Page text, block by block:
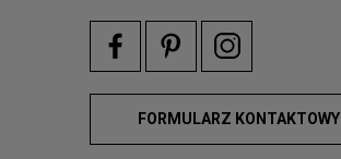
FORMULARZ KONTAKTOWY